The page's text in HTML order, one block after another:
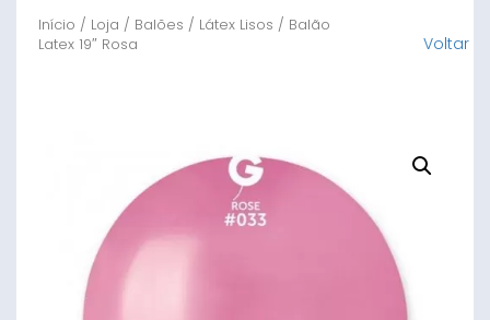
Início / Loja / Balões / Látex Lisos / Balão
Latex 19″ Rosa
Voltar